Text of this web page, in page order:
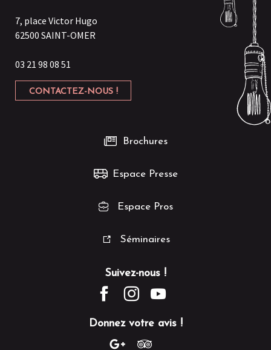
7, place Victor Hugo
62500 SAINT-OMER
03 21 98 08 51
CONTACTEZ-NOUS !
Suivez-nous !
Donnez votre avis !
Brochures
Espace Presse
Espace Pros
Séminaires